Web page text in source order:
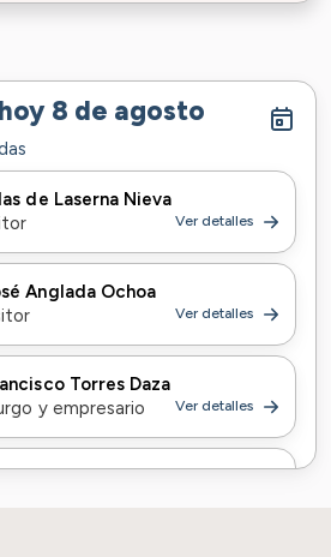
8 de agosto
de Laserna Nieva
Ver detalles
Anglada Ochoa
Ver detalles
Torres Daza
y empresario
Ver detalles
Ramos Carrión